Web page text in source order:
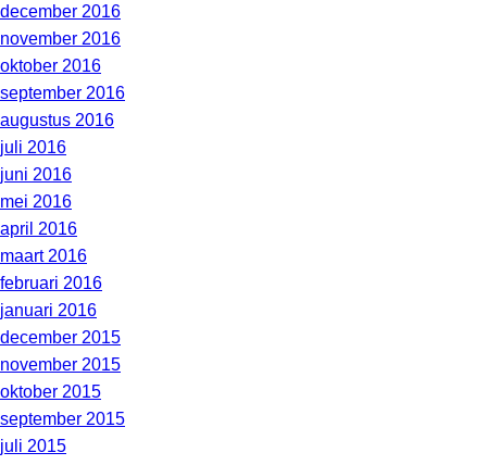
december 2016
november 2016
oktober 2016
september 2016
augustus 2016
juli 2016
juni 2016
mei 2016
april 2016
maart 2016
februari 2016
januari 2016
december 2015
november 2015
oktober 2015
september 2015
juli 2015